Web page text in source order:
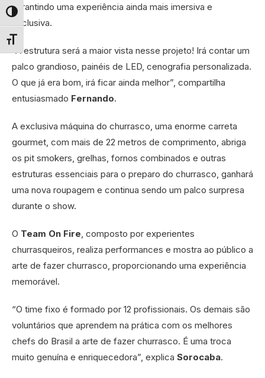
Alternar alto contraste
Alternar tamanho da fonte
garantindo uma experiência ainda mais imersiva e
exclusiva.
“A estrutura será a maior vista nesse projeto! Irá contar um
palco grandioso, painéis de LED, cenografia personalizada.
O que já era bom, irá ficar ainda melhor”, compartilha
entusiasmado Fernando.
A exclusiva máquina do churrasco, uma enorme carreta
gourmet, com mais de 22 metros de comprimento, abriga
os pit smokers, grelhas, fornos combinados e outras
estruturas essenciais para o preparo do churrasco, ganhará
uma nova roupagem e continua sendo um palco surpresa
durante o show.
O Team On Fire , composto por experientes
churrasqueiros, realiza performances e mostra ao público a
arte de fazer churrasco, proporcionando uma experiência
memorável.
“O time fixo é formado por 12 profissionais. Os demais são
voluntários que aprendem na prática com os melhores
chefs do Brasil a arte de fazer churrasco. É uma troca
muito genuína e enriquecedora”, explica Sorocaba.